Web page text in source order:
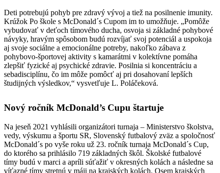
Deti potrebujú pohyb pre zdravý vývoj a tiež na posilnenie imunity.
Krúžok Po škole s McDonald´s Cupom im to umožňuje. „Pomôže
vybudovať v deťoch tímového ducha, osvoja si základné pohybové
návyky, hravým spôsobom budú rozvíjať svoj potenciál a uspokoja
aj svoje sociálne a emocionálne potreby, nakoľko zábava z
pohybovo-športovej aktivity s kamarátmi v kolektívne pomáha
zlepšiť fyzické aj psychické zdravie. Posilnia si koncentráciu a
sebadisciplínu, čo im môže pomôcť aj pri dosahovaní lepších
študijných výsledkov,“ vysvetľuje L. Poláčeková.
Nový ročník McDonald’s Cupu štartuje
Na jeseň 2021 vyhlásili organizátori turnaja – Ministerstvo školstva,
vedy, výskumu a športu SR, Slovenský futbalový zväz a spoločnosť
McDonald´s po vyše roku už 23. ročník turnaja McDonald´s Cup,
do ktorého sa prihlásilo 719 základných škôl. Školské futbalové
tímy budú v marci a apríli súťažiť v okresných kolách a následne sa
víťazné tímy stretnú v máji na krajských kolách. Osem krajských